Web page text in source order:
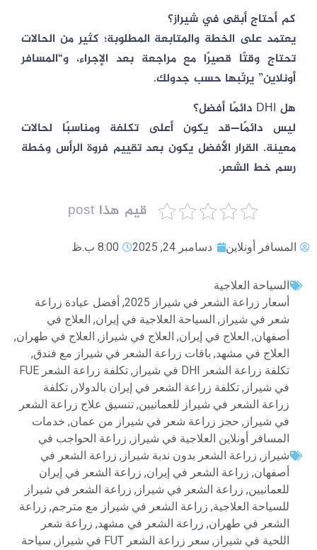
كم أحتاج أبقى في شيراز؟
يعتمد على الخطة والمتابعة المطلوبة؛ كثير من الحالات
تحتاج وقتًا قصيرًا مع مراجعة بعد الإجراء، و“المسافر
أونلاین” يرتّبها حسب جدولك.
هل DHI دائمًا أفضل؟
ليس دائمًا—قد يكون أعلى تكلفة ومناسبًا لحالات
معينة. القرار الأفضل يكون بعد تقييم فروة الرأس وخطة
رسم خط الشعر.
قيم هذا post
المسافر أونلاين دسامبر 24, 2025 8:00 ب.ظ
السياحة العلاجية
أسعار زراعة الشعر في شيراز 2025
,أفضل عيادة زراعة
شعر في شيراز, السياحة العلاجية في إيران,العلاج في
أصفهان,العلاج في إيران,العلاج في شيراز, العلاج في طهران,
العلاج في مشهد,باقات زراعة الشعر في شيراز مع فندق,
تكلفة زراعة الشعر DHI في شيراز
,
تكلفة زراعة الشعر FUE
في شيراز, تكلفة زراعة الشعر في إيران بالدولار, تكلفة
زراعة الشعر في شيراز للعمانيين,تنسيق علاج زراعة الشعر
في شيراز, حجز زراعة شعر في شيراز من عمان,خدمات
المسافر أونلاین العلاجية في شيراز, زراعة الحواجب في
شيراز, زراعة الشعر بدون ندبة شيراز, زراعة الشعر في
أصفهان,زراعة الشعر في إيران,زراعة الشعر في إيران
للعمانيين,زراعة الشعر في شيراز, زراعة الشعر في شيراز
للسياحة العلاجية,زراعة الشعر في شيراز مع مترجم,زراعة
الشعر في طهران,زراعة الشعر في مشهد,زراعة شعر
اللحية في شيراز, سعر زراعة الشعر FUT في شيراز , سياحة